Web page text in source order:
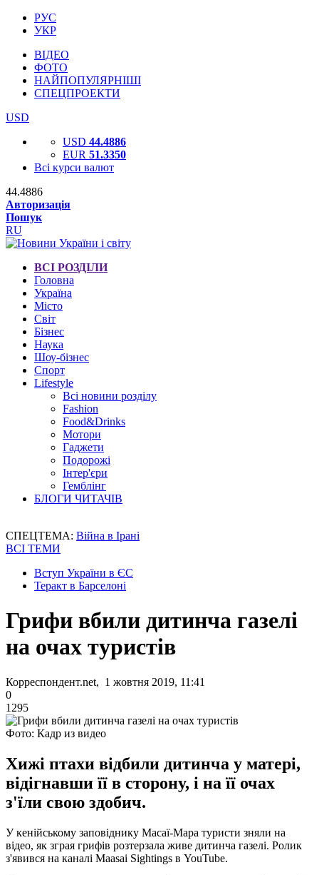
РУС
УКР
ВІДЕО
ФОТО
НАЙПОПУЛЯРНІШІ
СПЕЦПРОЕКТИ
USD
USD 44.4886
EUR 51.3350
Всі курси валют
44.4886
Авторизація
Пошук
RU
ВСІ РОЗДІЛИ
Головна
Україна
Місто
Світ
Бізнес
Наука
Шоу-бізнес
Спорт
Lifestyle
Всі новини розділу
Fashion
Food&Drinks
Мотори
Гаджети
Подорожі
Інтер'єри
Гемблінг
БЛОГИ ЧИТАЧІВ
СПЕЦТЕМА: Війна в Ірані
ВСІ ТЕМИ
Вступ України в ЄС
Теракт в Барселоні
Грифи вбили дитинча газелі
на очах туристів
Корреспондент.net, 1 жовтня 2019, 11:41
0
1295
Фото: Кадр из видео
Хижі птахи відбили дитинча у матері,
відігнавши її в сторону, і на її очах
з'їли свою здобич.
У кенійському заповіднику Масаї-Мара туристи зняли на
відео, як зграя грифів розтерзала живе дитинча газелі. Ролик
з'явився на каналі Maasai Sightings в YouTube.